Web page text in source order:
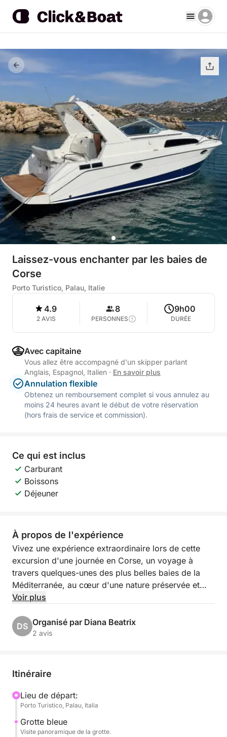
Laissez-vous enchanter par les baies de
Corse
Porto Turistico, Palau, Italie
4.9
2 AVIS
8
PERSONNES
9h00
DURÉE
Avec capitaine
Vous allez être accompagné d'un skipper parlant
Anglais, Espagnol, Italien · En savoir plus
Annulation flexible
Obtenez un remboursement complet si vous annulez au
moins 24 heures avant le début de votre réservation
(hors frais de service et commission).
Ce qui est inclus
Carburant
Boissons
Déjeuner
À propos de l'expérience
Vivez une expérience extraordinaire lors de cette
excursion d'une journée en Corse, un voyage à
travers quelques-unes des plus belles baies de la
Méditerranée, au cœur d'une nature préservée et
d'eaux cristallines.
Au départ de Palau, vous naviguerez vers le sud de
la Corse, traversant une zone maritime réputée pour
emblématiques tels que la fascinante Grotte Bleue,
une eau transparente.
L'excursion se poursuit vers les splendides îles
Lavezzi, un paradis naturel de rochers de granit, de
Voir plus
DS Organisé par Diana Beatrix
2 avis
Itinéraire
Lieu de départ:
Porto Turistico, Palau, Italia
Grotte bleue
Visite panoramique de la grotte.